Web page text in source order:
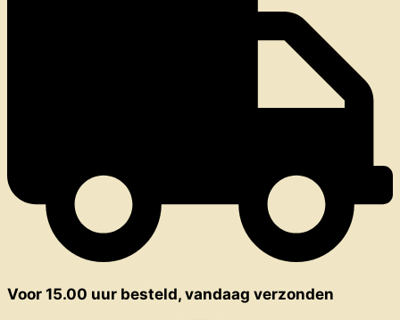
Voor 15.00 uur besteld, vandaag verzonden